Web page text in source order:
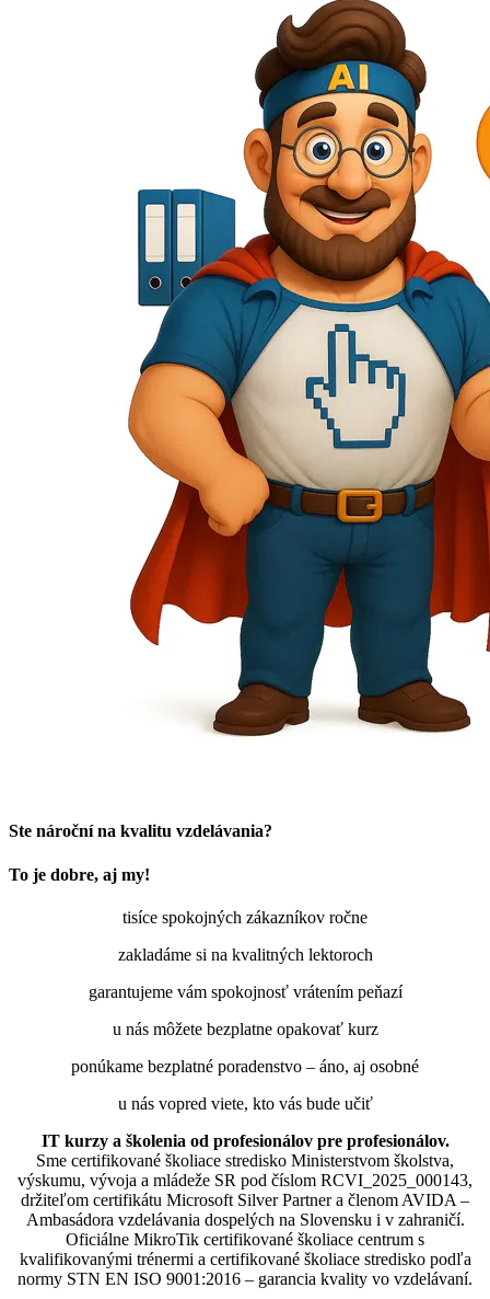
Ste nároční na kvalitu vzdelávania?
To je dobre, aj my!
tisíce spokojných zákazníkov ročne
zakladáme si na kvalitných lektoroch
garantujeme vám spokojnosť vrátením peňazí
u nás môžete bezplatne opakovať kurz
ponúkame bezplatné poradenstvo – áno, aj osobné
u nás vopred viete, kto vás bude učiť
IT kurzy a školenia od profesionálov pre profesionálov.
Sme certifikované školiace stredisko Ministerstvom školstva,
výskumu, vývoja a mládeže SR pod číslom RCVI_2025_000143,
držiteľom certifikátu Microsoft Silver Partner a členom AVIDA –
Ambasádora vzdelávania dospelých na Slovensku i v zahraničí.​​​​​​​​​​​​​​​​
Oficiálne MikroTik certifikované školiace centrum s
kvalifikovanými trénermi ​​​​​​​​​​a certifikované školiace stredisko podľa
normy STN EN ISO 9001:2016 – garancia kvality vo vzdelávaní.